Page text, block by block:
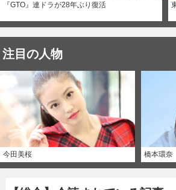
『GTO』連ドラが28年ぶり復活
注目の人物
今田美桜 橋本環奈